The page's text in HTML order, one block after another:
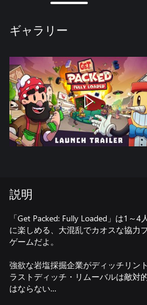
ギャラリー
説明
「Get Packed: Fully Loaded」は1～
に楽しめる、大混乱でカオスな協力
ゲームだよ。
強欲な岩塩採掘企業がディッチリン
ラストディッチ・リムーバルは敵対
はならない…